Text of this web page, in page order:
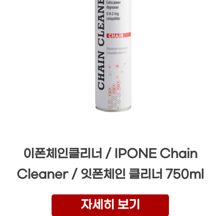
이폰체인클리너 / IPONE Chain
Cleaner / 잇폰체인 클리너 750ml
자세히 보기